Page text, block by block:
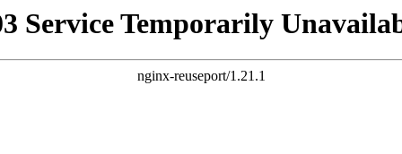
Service Temporarily
nginx-reuseport/1.21.1